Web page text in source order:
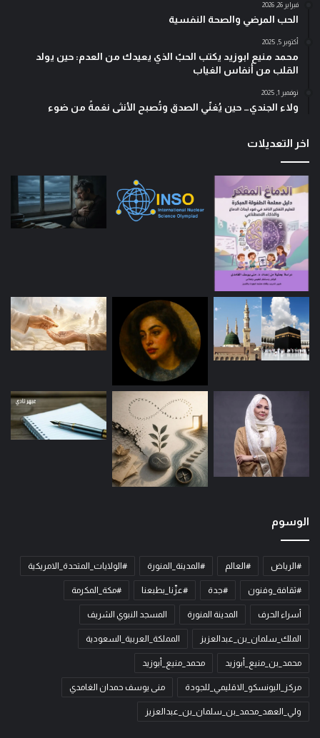
فبراير 26, 2026
الحب المرضي والصحة النفسية
أكتوبر 5, 2025
محمد منيع ابوزيد يكتب الحبّ الذي يعيدك من العدم: حين يولد
القلب من أنفاس الغياب
نوفمبر 1, 2025
ولاء الجندي… حين يُغنّي الصدق وتُصبح الأنثى نغمةً من ضوء
اخر التعديلات
الوسوم
#الرياض #العالم #المدينة_المنورة #الولايات_المتحدة_الامريكية
#ثقافة_وفنون #جدة #عزّنا_بطبعنا #مكة_المكرمة
أسراء الحرف المدينة المنورة المسجد النبوي الشريف
الملك_سلمان_بن_عبدالعزيز المملكة_العربية_السعودية
محمد_بن_منيع_أبوزيد محمد_منيع_أبوزيد
مركز_اليونسكو_الاقليمي_للجودة منى يوسف حمدان الغامدي
ولي_العهد_محمد_بن_سلمان_بن_عبدالعزيز